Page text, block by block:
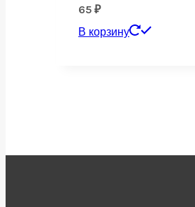
65 ₽
В корзину